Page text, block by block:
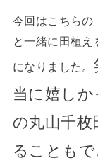
今回はこちらの
と一緒に田植
になりました。
当に嬉し
の丸山千枚
ることも